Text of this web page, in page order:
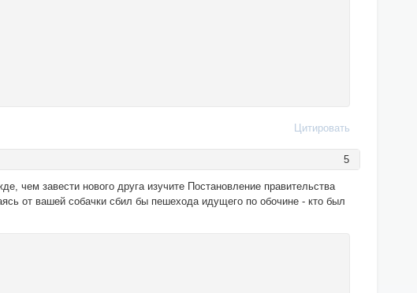
Цитировать
5
чем завести нового друга изучите Постановление правительства
от вашей собачки сбил бы пешехода идущего по обочине - кто был